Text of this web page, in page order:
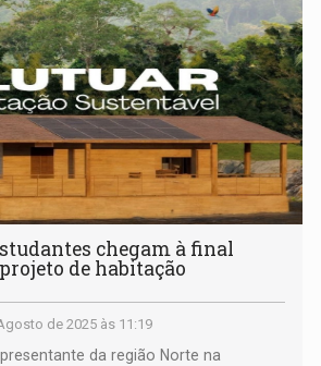
chegam à final
de habitação
de 2025 às 11:19
da região Norte na